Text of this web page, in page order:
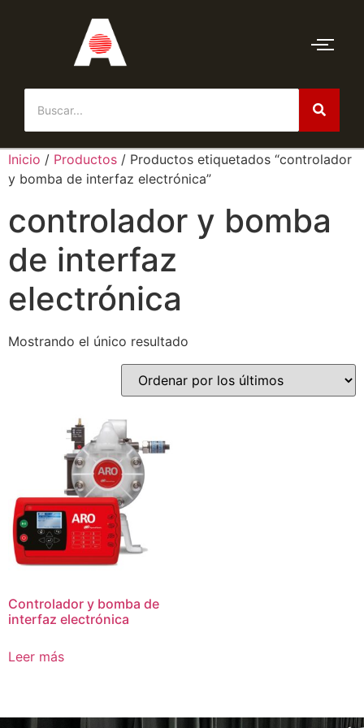
Inicio / Productos / Productos etiquetados “controlador
y bomba de interfaz electrónica”
controlador y bomba
de interfaz
electrónica
Mostrando el único resultado
Controlador y bomba de
interfaz electrónica
Leer más